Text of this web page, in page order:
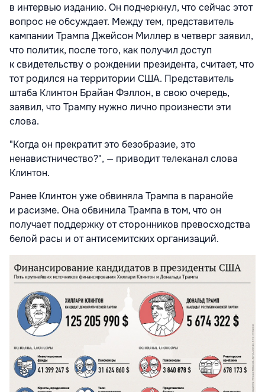
в интервью изданию. Он подчеркнул, что сейчас этот
вопрос не обсуждает. Между тем, представитель
кампании Трампа Джейсон Миллер в четверг заявил,
что политик, после того, как получил доступ
к свидетельству о рождении президента, считает, что
тот родился на территории США. Представитель
штаба Клинтон Брайан Фэллон, в свою очередь,
заявил, что Трампу нужно лично произнести эти
слова.
"Когда он прекратит это безобразие, это
ненавистничество?", — приводит телеканал слова
Клинтон.
Ранее Клинтон уже обвиняла Трампа в паранойе
и расизме. Она обвинила Трампа в том, что он
получает поддержку от сторонников превосходства
белой расы и от антисемитских организаций.